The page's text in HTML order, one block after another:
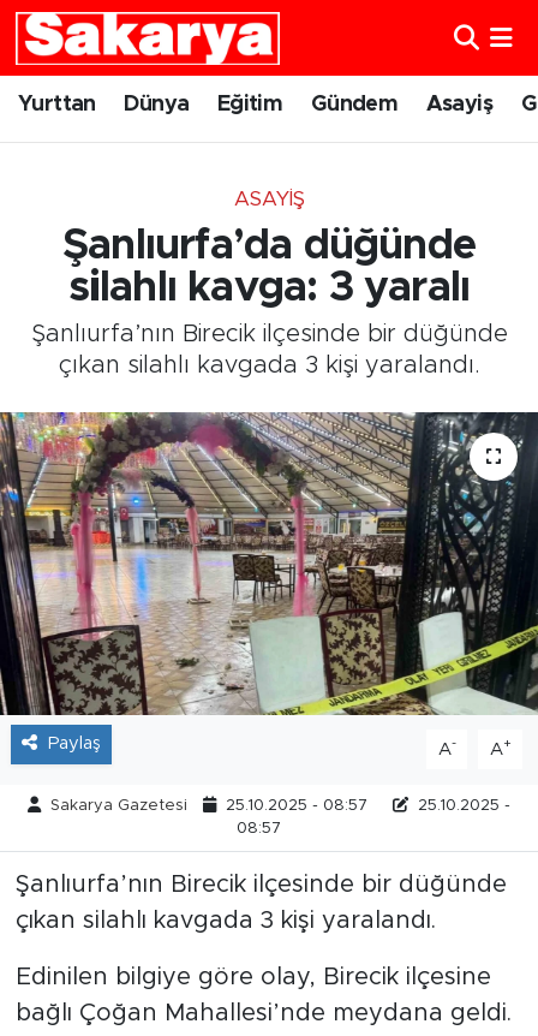
Yurttan Dünya Eğitim Gündem Asayiş
ASAYIŞ
Şanlıurfa’da düğünde
silahlı kavga: 3 yaralı
Şanlıurfa’nın Birecik ilçesinde bir düğünde
çıkan silahlı kavgada 3 kişi yaralandı.
Paylaş A- A+
Sakarya Gazetesi 25.10.2025 - 08:57
25.10.2025 -
08:57
Şanlıurfa’nın Birecik ilçesinde bir düğünde
çıkan silahlı kavgada 3 kişi yaralandı.
Edinilen bilgiye göre olay, Birecik ilçesine
bağlı Çoğan Mahallesi’nde meydana geldi.
Yurttan
Gündem
Eskişehirspor
Sağlık
Kültür Sanat
Tarihçe
Resmi İlanlar
Söyleşi
Foto Şaka
Politika
Eskişehir Nöbetçi Eczaneler
Eskişehir Namaz Vakitleri
Eskişehir Trafik Yoğunluk Haritası
Süper Lig Puan Durumu ve Fikstür
Son Dakika Haberleri
Haber Arşivi